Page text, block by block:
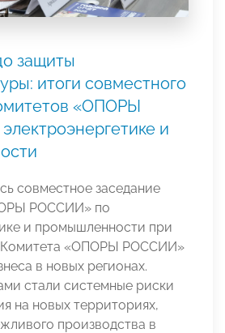
защиты
итоги совместного
«ОПОРЫ
и
совместное заседание
РОССИИ» по
и промышленности при
Комитета «ОПОРЫ РОССИИ»
в новых регионах.
стали системные риски
на новых территориях,
производства в